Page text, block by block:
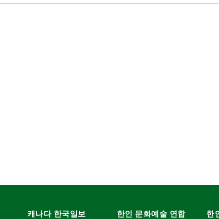
캐나다 한국일보 한인 문화예술 연합 한